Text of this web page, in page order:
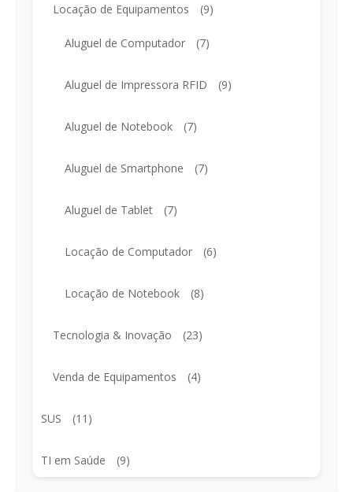
Locação de Equipamentos (9)
Aluguel de Computador (7)
Aluguel de Impressora RFID (9)
Aluguel de Notebook (7)
Aluguel de Smartphone (7)
Aluguel de Tablet (7)
Locação de Computador (6)
Locação de Notebook (8)
Tecnologia & Inovação (23)
Venda de Equipamentos (4)
SUS (11)
TI em Saúde (9)